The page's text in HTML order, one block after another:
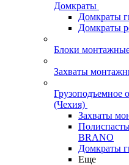
Домкраты
Домкраты
Домкраты
Блоки
Захваты
Грузоподъемное
(Чехия)
Захваты
BRANO
Домкраты
Еще